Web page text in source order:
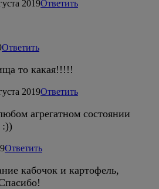
2019Ответить
Ответить
то какая!!!!!
2019Ответить
агрегатном состоянии
:))
Ответить
кабочок и картофель,